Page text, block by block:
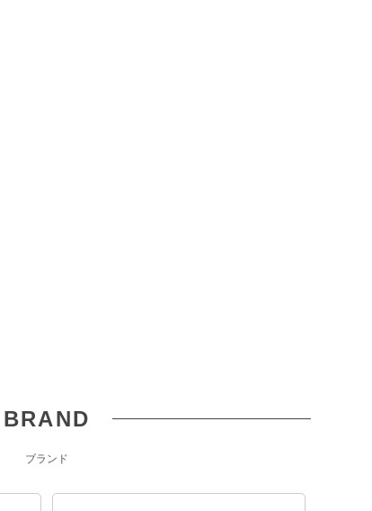
BRAND
ブランド